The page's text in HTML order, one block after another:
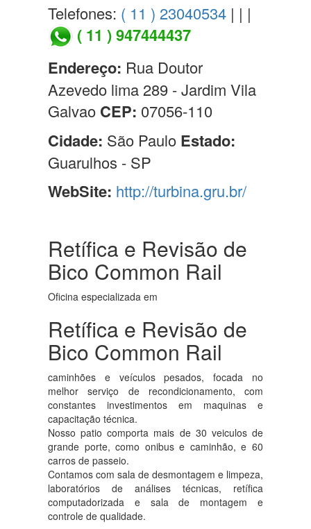
Telefones: ( 11 ) 23040534 | | |
( 11 ) 947444437
Endereço: Rua Doutor
Azevedo lima 289 - Jardim Vila
Galvao CEP: 07056-110
Cidade: São Paulo Estado:
Guarulhos - SP
WebSite: http://turbina.gru.br/
Retífica e Revisão de
Bico Common Rail
Oficina especializada em
Retífica e Revisão de
Bico Common Rail
caminhões e veículos pesados, focada no
melhor serviço de recondicionamento, com
constantes investimentos em maquinas e
capacitação técnica.
Nosso patio comporta mais de 30 veiculos de
grande porte, como onibus e caminhão, e 60
carros de passeio.
Contamos com sala de desmontagem e limpeza,
laboratórios de análises técnicas, retífica
computadorizada e sala de montagem e
controle de qualidade.